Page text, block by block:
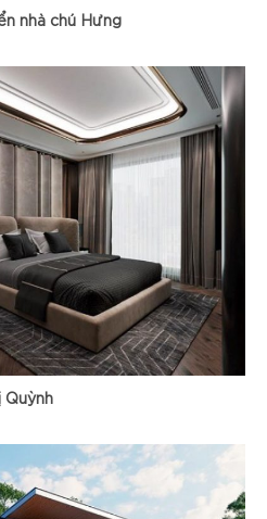
nhà chú Hưng
Quỳnh